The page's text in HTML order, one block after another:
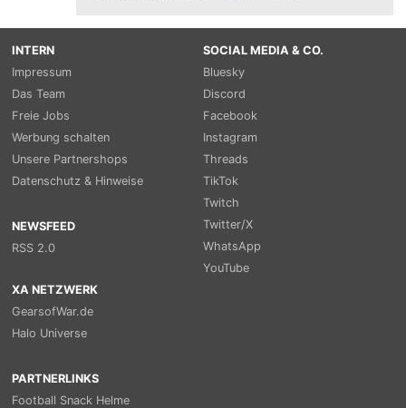
INTERN
Impressum
Das Team
Freie Jobs
Werbung schalten
Unsere Partnershops
Datenschutz & Hinweise
NEWSFEED
RSS 2.0
SOCIAL MEDIA & CO.
Bluesky
Discord
Facebook
Instagram
Threads
TikTok
Twitch
Twitter/X
WhatsApp
YouTube
XA NETZWERK
GearsofWar.de
Halo Universe
PARTNERLINKS
Football Snack Helme